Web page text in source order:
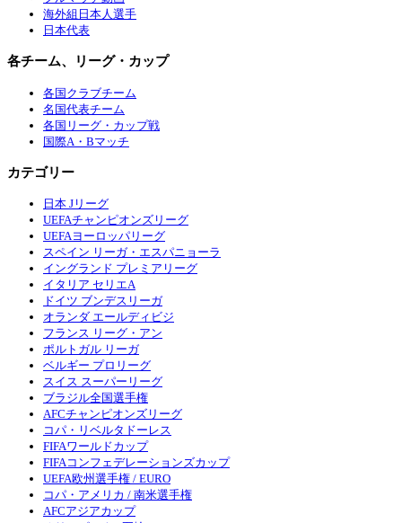
海外組日本人選手
日本代表
各チーム、リーグ・カップ
各国クラブチーム
名国代表チーム
各国リーグ・カップ戦
国際A・Bマッチ
カテゴリー
日本 Jリーグ
UEFAチャンピオンズリーグ
UEFAヨーロッパリーグ
スペイン リーガ・エスパニョーラ
イングランド プレミアリーグ
イタリア セリエA
ドイツ ブンデスリーガ
オランダ エールディビジ
フランス リーグ・アン
ポルトガル リーガ
ベルギー プロリーグ
スイス スーパーリーグ
ブラジル全国選手権
AFCチャンピオンズリーグ
コパ・リベルタドーレス
FIFAワールドカップ
FIFAコンフェデレーションズカップ
UEFA欧州選手権 / EURO
コパ・アメリカ / 南米選手権
AFCアジアカップ